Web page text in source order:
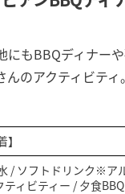
もBBQディナー
のアクティビテ
/ ソフトドリンク※ア
ィビティー / 夕食